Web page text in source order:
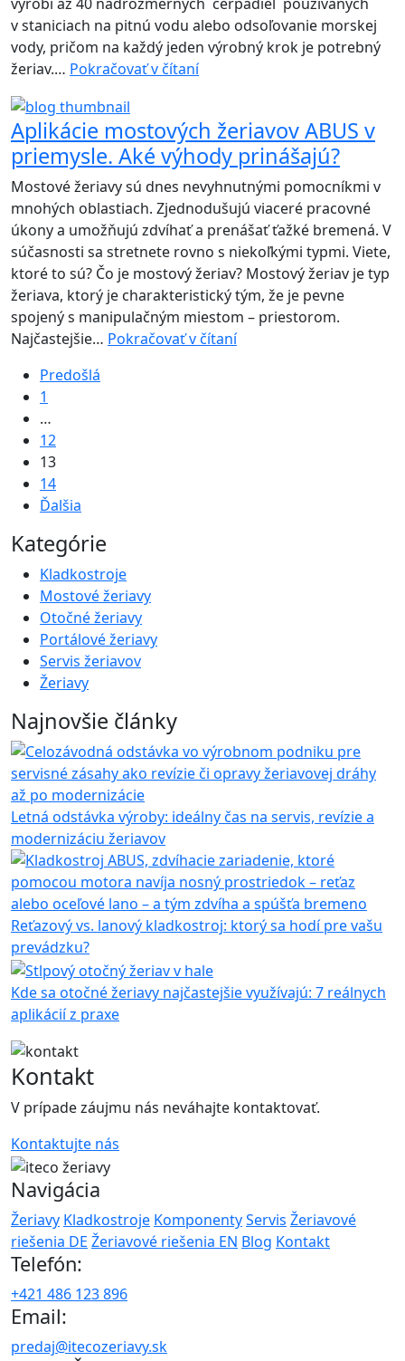
v staniciach na pitnú vodu alebo odsoľovanie morskej
vody, pričom na každý jeden výrobný krok je potrebný
žeriav.… Pokračovať v čítaníOtáčanie
mostového
žeriavu
90°
Aplikácie mostových žeriavov ABUS v
priemysle. Aké výhody prinášajú?
Mostové žeriavy sú dnes nevyhnutnými pomocníkmi v
mnohých oblastiach. Zjednodušujú viaceré pracovné
úkony a umožňujú zdvíhať a prenášať ťažké bremená. V
súčasnosti sa stretnete rovno s niekoľkými typmi. Viete,
ktoré to sú? Čo je mostový žeriav? Mostový žeriav je typ
žeriava, ktorý je charakteristický tým, že je pevne
spojený s manipulačným miestom – priestorom.
Najčastejšie… Pokračovať v čítaníAplikácie
Predošlá
1
…
12
13
14
Ďalšia
Kategórie
Kladkostroje
Mostové žeriavy
Otočné žeriavy
Portálové žeriavy
Servis žeriavov
Žeriavy
Najnovšie články
Letná odstávka výroby: ideálny čas na servis, revízie a
modernizáciu žeriavov
Reťazový vs. lanový kladkostroj: ktorý sa hodí pre vašu
prevádzku?
Kde sa otočné žeriavy najčastejšie využívajú: 7 reálnych
aplikácií z praxe
Kontakt
V prípade záujmu nás neváhajte kontaktovať.
Kontaktujte nás
Navigácia
Žeriavy Kladkostroje KomponentyServis Žeriavové
riešenia DE Žeriavové riešenia EN Blog Kontakt
Telefón:
+421 486 123 896
Email:
predaj@itecozeriavy.sk